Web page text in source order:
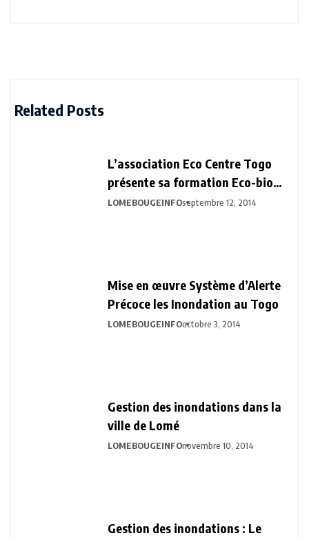
Related Posts
L’association Eco Centre Togo
présente sa formation Eco-bio
construction
LOMEBOUGEINFOseptembre 12, 2014
Mise en œuvre Système d’Alerte
Précoce les Inondation au Togo
LOMEBOUGEINFOoctobre 3, 2014
Gestion des inondations dans la
ville de Lomé
LOMEBOUGEINFOnovembre 10, 2014
Gestion des inondations : Le